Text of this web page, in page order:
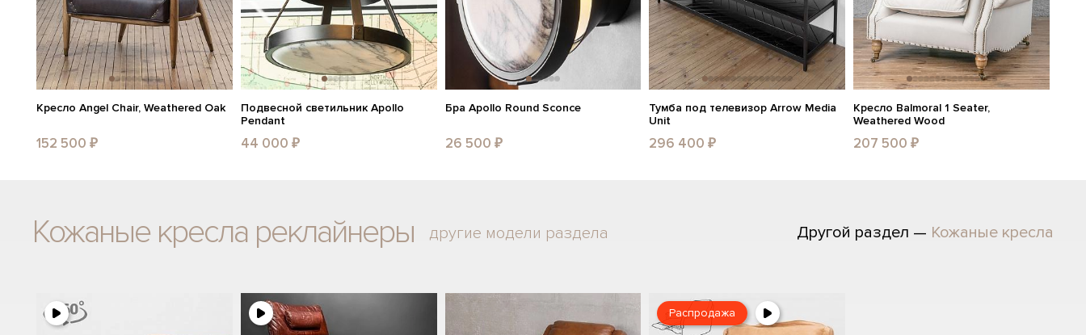
Кресло Angel Chair, Weathered Oak
152 500 ₽
Подвесной светильник Apollo
Pendant
44 000 ₽
Бра Apollo Round Sconce
26 500 ₽
Тумба под телевизор Arrow Media
Unit
296 400 ₽
Кресло Balmoral 1 Seater,
Weathered Wood
207 500 ₽
Кожаные кресла реклайнеры другие модели раздела Другой раздел — Кожаные кресла
Распродажа